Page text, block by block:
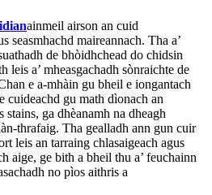
ainmeil airson an cuid
seasmhachd maireannach. Tha a’
de bhòidhchead do chidsin
leis a’ mheasgachadh sònraichte de
e a-mhàin gu bheil e iongantach
cuideachd gu math dìonach an
stains, ga dhèanamh na dheagh
thrafaig. Tha gealladh ann gun cuir
leis an tarraing chlasaigeach agus
aige, ge bith a bheil thu a’ feuchainn
no pìos aithris a